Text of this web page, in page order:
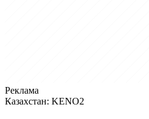
Реклама
Казахстан: KENO2